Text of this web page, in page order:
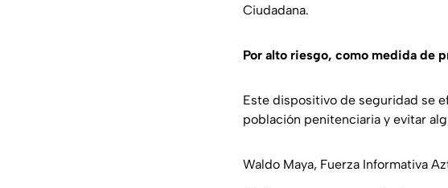
Ciudadana.
Por alto riesgo, como medida de
Este dispositivo de seguridad se
población penitenciaria y evitar
Waldo Maya, Fuerza Informativa